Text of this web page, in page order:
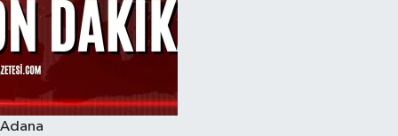
Adana